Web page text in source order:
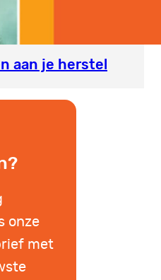
aan je herstel
onze
met